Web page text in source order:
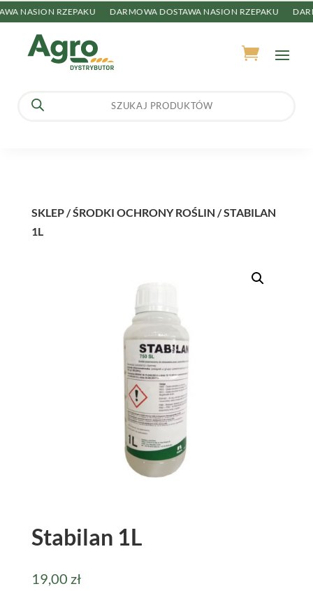
NASION RZEPAKU DARMOWA DOSTAWA NASION RZEPAKU
Wyszukiwarka
produktów
SKLEP/ŚRODKI OCHRONY ROŚLIN / STABILAN
1L
Stabilan 1L
19,00 zł